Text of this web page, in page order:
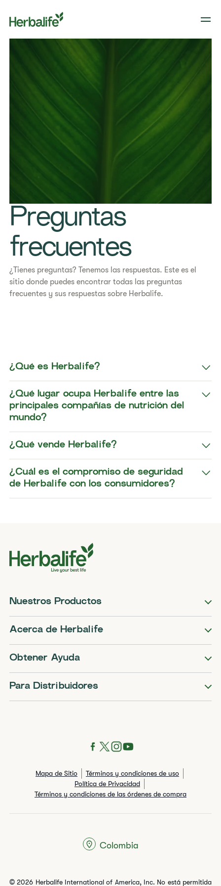
Preguntas
frecuentes
​​¿Tienes preguntas? Tenemos las respuestas. Este es el
sitio donde puedes encontrar todas las preguntas
frecuentes y sus respuestas sobre Herbalife. ​​
¿Qué es Herbalife?
¿Qué lugar ocupa Herbalife entre las
principales compañías de nutrición del
mundo?
¿Qué vende Herbalife?
¿Cuál es el compromiso de seguridad
de Herbalife con los consumidores?
Nuestros Productos
Acerca de Herbalife
Obtener Ayuda
Para Distribuidores
Mapa de Sitio
Términos y condiciones de uso
Política de Privacidad
Términos y condiciones de las órdenes de compra
© 2026 Herbalife International of America, Inc. No está permitida
Colombia